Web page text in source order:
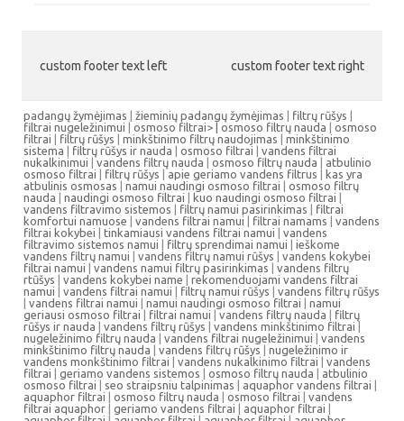
custom footer text left custom footer text right
padangų žymėjimas | žieminių padangų žymėjimas | filtrų rūšys |
filtrai nugeležinimui | osmoso filtrai> | osmoso filtrų nauda | osmoso
filtrai | filtrų rūšys | minkštinimo filtrų naudojimas | minkštinimo
sistema | filtrų rūšys ir nauda | osmoso filtrai | vandens filtrai
nukalkinimui |vandens filtrų nauda | osmoso filtrų nauda | atbulinio
osmoso filtrai | filtrų rūšys |apie geriamo vandens filtrus | kas yra
atbulinis osmosas | namui naudingi osmoso filtrai | osmoso filtrų
nauda | naudingi osmoso filtrai | kuo naudingi osmoso filtrai |
vandens filtravimo sistemos | filtrų namui pasirinkimas | filtrai
komfortui namuose | vandens filtrai namui | filtrai namams | vandens
filtrai kokybei | tinkamiausi vandens filtrai namui | vandens
filtravimo sistemos namui | filtrų sprendimai namui | ieškome
vandens filtrų namui | vandens filtrų namui rūšys | vandens kokybei
filtrai namui |vandens namui filtrų pasirinkimas | vandens filtrų
rtūšys | vandens kokybei name | rekomenduojami vandens filtrai
namui | vandens filtrai namui | filtrų namui rūšys | vandens filtrų rūšys
| vandens filtrai namui | namui naudingi osmoso filtrai | namui
geriausi osmoso filtrai | filtrai namui | vandens filtrų nauda | filtrų
rūšys ir nauda | vandens filtrų rūšys | vandens minkštinimo filtrai |
nugeležinimo filtrų nauda | vandens filtrai nugeležinimui | vandens
minkštinimo filtrų nauda | vandens filtrų rūšys | nugeležinimo ir
vandens monkštinimo filtrai | vandens nukalkinimo filtrai | vandens
filtrai | geriamo vandens sistemos | osmoso filtrų nauda | atbulinio
osmoso filtrai | seo straipsniu talpinimas | aquaphor vandens filtrai |
aquaphor filtrai | osmoso filtrų nauda | osmoso filtrai | vandens
filtrai aquaphor | geriamo vandens filtrai | aquaphor filtrai |